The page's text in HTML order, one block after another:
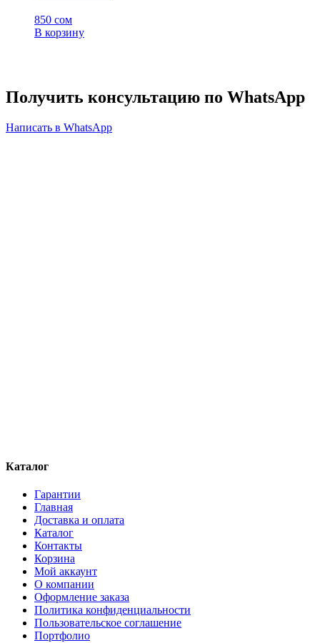
850 сом
В корзину
Получить консультацию по WhatsApp
Написать в WhatsApp
Каталог
Гарантии
Главная
Доставка и оплата
Каталог
Контакты
Корзина
Мой аккаунт
О компании
Оформление заказа
Политика конфиденциальности
Пользовательское соглашение
Портфолио